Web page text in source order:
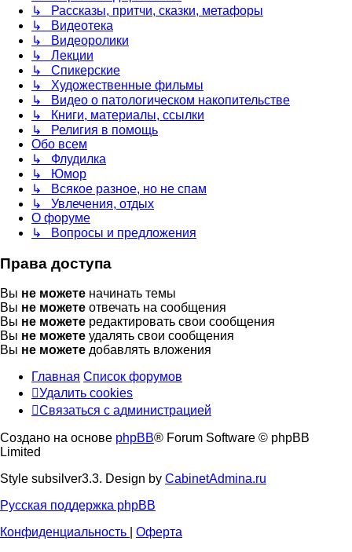
↳ Рассказы, притчи, сказки, метафоры
↳ Видеотека
↳ Видеоролики
↳ Лекции
↳ Спикерские
↳ Художественные фильмы
↳ Видео о патологическом накопительстве
↳ Книги, материалы, ссылки
↳ Религия в помощь
Обо всем
↳ Флудилка
↳ Юмор
↳ Всякое разное, но не спам
↳ Увлечения, отдых
О форуме
↳ Вопросы и предложения
Права доступа
Вы не можете начинать темы
Вы не можете отвечать на сообщения
Вы не можете редактировать свои сообщения
Вы не можете удалять свои сообщения
Вы не можете добавлять вложения
Главная Список форумов
Удалить cookies
Связаться
администрацией
Связаться с администрацией
Создано на основе phpBB® Forum Software © phpBB
Limited
Style subsilver3.3. Design by CabinetAdmina.ru
Русская поддержка phpBB
Конфиденциальность
Оферта